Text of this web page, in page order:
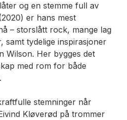
og en stemme full av
er hans mest
– storslått rock, mange lag
samt tydelige inspirasjoner
Wilson. Her bygges det
med rom for både
stemninger når
Kløverød på trommer